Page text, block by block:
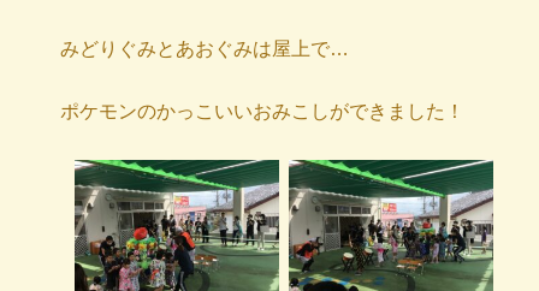
みどりぐみとあおぐみは屋上で…
ポケモンのかっこいいおみこしができました！